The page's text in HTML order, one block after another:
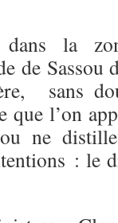
dans la
de
sans
que l’on
ne
: le